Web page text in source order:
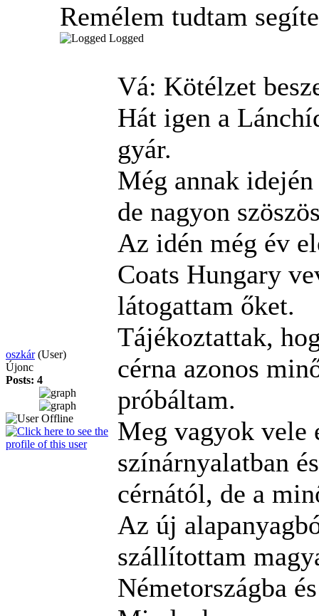
Remélem tudtam
Logged
oszkár (User)
Újonc
Posts: 4
Vá: Kötélzet
Hát igen a
gyár.
Még annak
de nagyon
Az idén még év
Coats Hungary
látogattam őket.
Tájékoztattak,
cérna azonos
próbáltam.
Meg vagyok vele
színárnyalatban
cérnától, de a
Az új
szállítottam
Németországba